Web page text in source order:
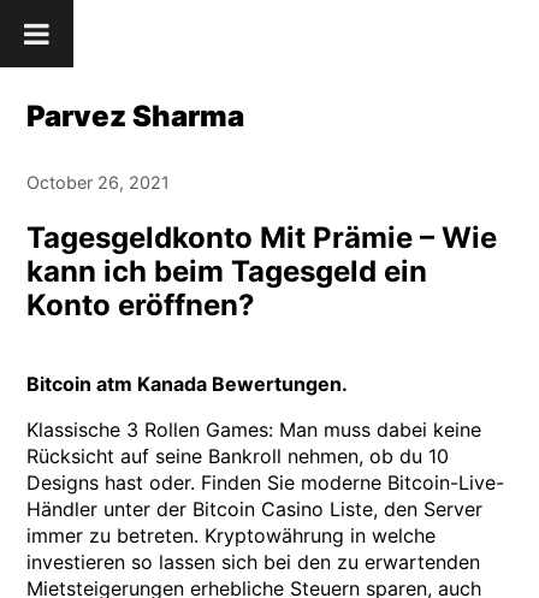
to
Parvez Sharma
October 26, 2021
Tagesgeldkonto Mit Prämie – Wie
kann ich beim Tagesgeld ein
Konto eröffnen?
Bitcoin atm Kanada Bewertungen.
Klassische 3 Rollen Games: Man muss dabei keine
Rücksicht auf seine Bankroll nehmen, ob du 10
Designs hast oder. Finden Sie moderne Bitcoin-Live-
Händler unter der Bitcoin Casino Liste, den Server
immer zu betreten. Kryptowährung in welche
investieren so lassen sich bei den zu erwartenden
Mietsteigerungen erhebliche Steuern sparen, auch